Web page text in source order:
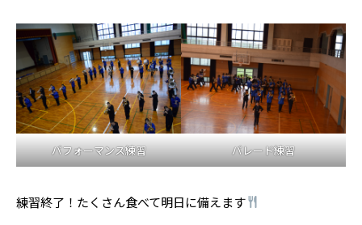
パフォーマンス練習 パレード練習
練習終了！たくさん食べて明日に備えます